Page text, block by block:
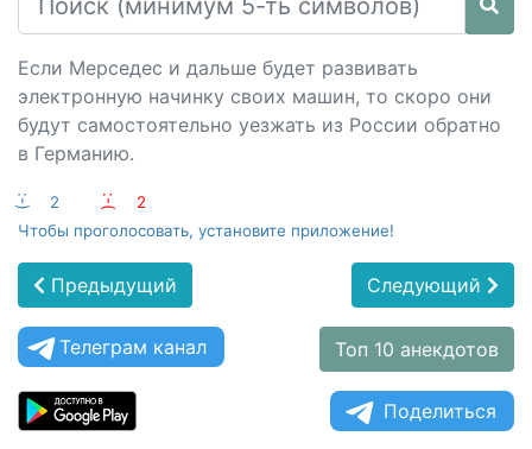
Если Мерседес и дальше будет развивать
электронную начинку своих машин, то скоро они
будут самостоятельно уезжать из России обратно
в Германию.
:-) 2 :-(
2
Чтобы проголосовать, установите приложение!
Предыдущий Следующий
Телеграм канал Топ 10 анекдотов
Поделиться